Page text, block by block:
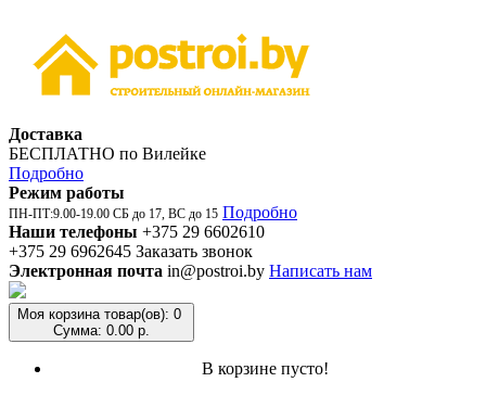
Доставка
БЕСПЛАТНО по Вилейке
Подробно
Режим работы
ПН-ПТ:9.00-19.00 СБ до 17, ВС до 15 Подробно
Наши телефоны +375 29 6602610
+375 29 6962645 Заказать звонок
Электронная почта in@postroi.by Написать нам
Моя корзина товар(ов): 0
Сумма: 0.00 р.
В корзине пусто!